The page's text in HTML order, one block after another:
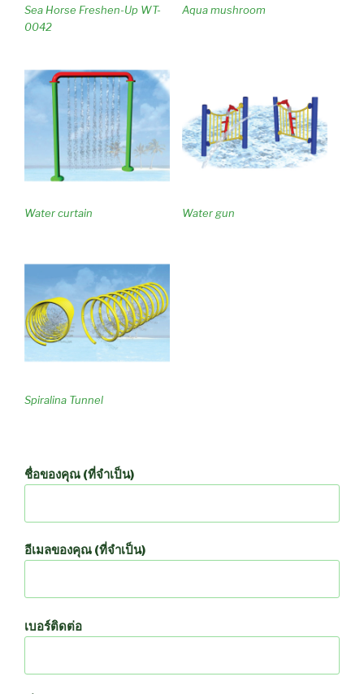
Sea Horse Freshen-Up WT-
0042
Aqua mushroom
Water curtain Water gun
Spiralina Tunnel
ชื่อของคุณ (ที่จำเป็น)
อีเมลของคุณ (ที่จำเป็น)
เบอร์ติดต่อ